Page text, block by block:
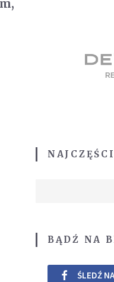
BĄDŹ NA
ŚLEDŹ